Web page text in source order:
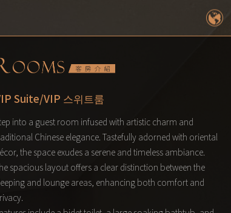
Suite/VIP 스위트룸
into a guest room infused with artistic charm and
Chinese elegance. Tastefully adorned with oriental
the space exudes a serene and timeless ambiance.
spacious layout offers a clear distinction between the
and lounge areas, enhancing both comfort and